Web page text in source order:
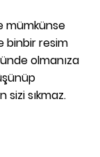
mümkünse
binbir resim
olmanıza
sizi sıkmaz.